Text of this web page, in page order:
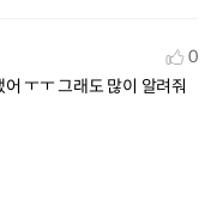
0
ㅜㅜ 그래도 많이 알려줘